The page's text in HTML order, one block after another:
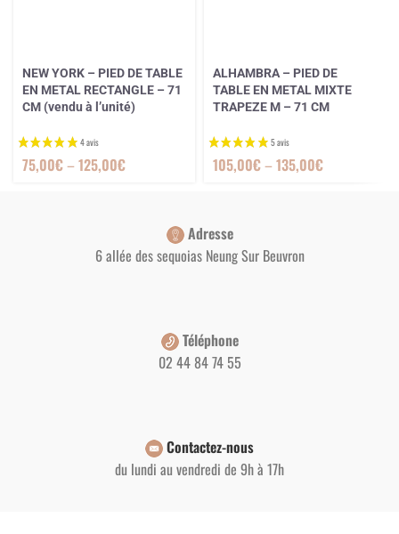
NEW YORK – PIED DE TABLE
EN METAL RECTANGLE – 71
CM (vendu à l’unité)
75,00€–125,00€
ALHAMBRA – PIED DE
TABLE EN METAL MIXTE
TRAPEZE M – 71 CM
105,00€–135,00€
Adresse
6 allée des sequoias Neung Sur Beuvron
Téléphone
02 44 84 74 55
Contactez-nous
du lundi au vendredi de 9h à 17h